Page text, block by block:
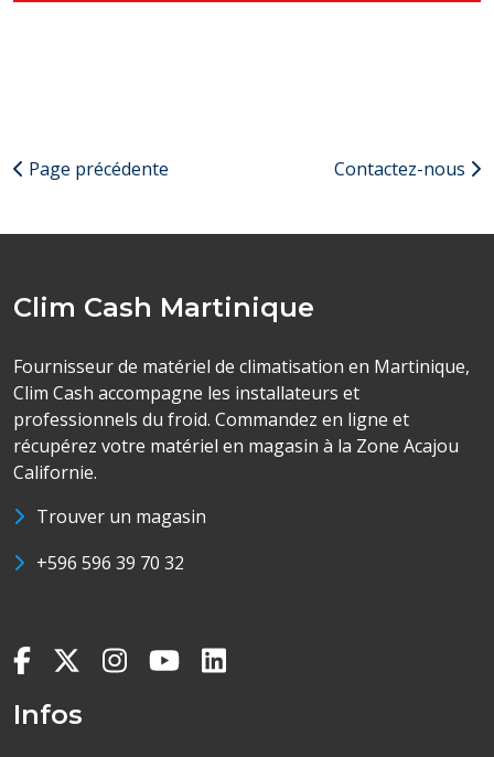
Page précédente Contactez-nous
Clim Cash Martinique
Fournisseur de matériel de climatisation en Martinique,
Clim Cash accompagne les installateurs et
professionnels du froid. Commandez en ligne et
récupérez votre matériel en magasin à la Zone Acajou
Californie.
Trouver un magasin
+596 596 39 70 32
Infos